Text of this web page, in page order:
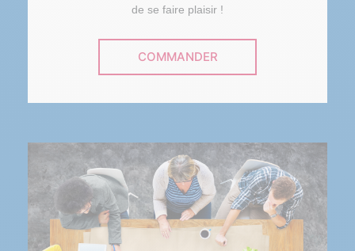
de se faire plaisir !
COMMANDER